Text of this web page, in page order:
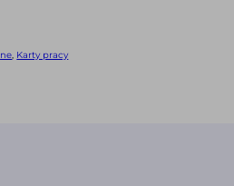
, Karty pracy